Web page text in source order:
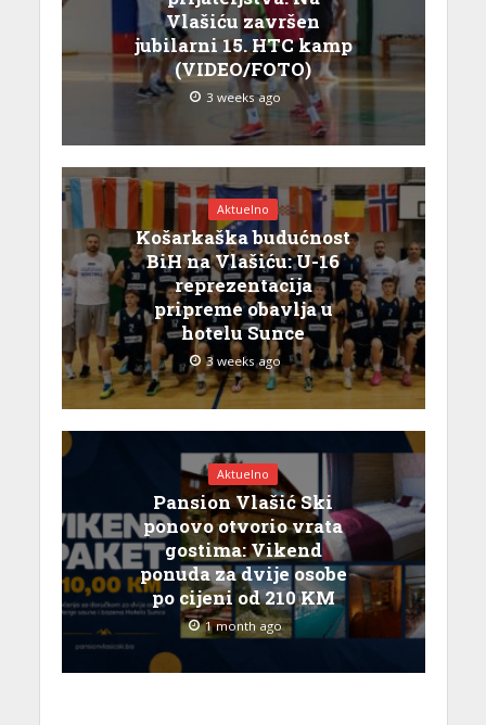
Vlašiću završen
jubilarni 15. HTC kamp
(VIDEO/FOTO)
3 weeks ago
Aktuelno
Košarkaška budućnost
BiH na Vlašiću: U-16
reprezentacija
pripreme obavlja u
hotelu Sunce
3 weeks ago
Aktuelno
Pansion Vlašić Ski
ponovo otvorio vrata
gostima: Vikend
ponuda za dvije osobe
po cijeni od 210 KM
1 month ago